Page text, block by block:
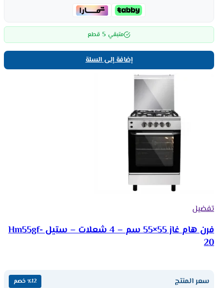
متبقي 5 قطع
إضافة إلى السلة
تفضيل
فرن هام غاز 55×55 سم – 4 شعلات – ستيل Hm55gf-
20
سعر المنتج ٪12 خصم